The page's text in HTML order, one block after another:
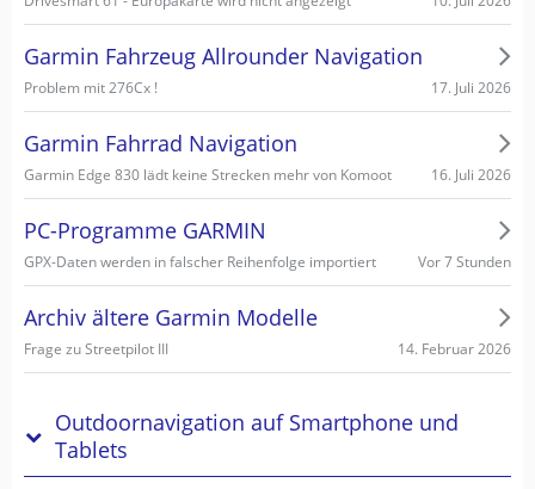
Garmin Fahrzeug Allrounder Navigation
Problem mit 276Cx ! 17. Juli 2026
Garmin Fahrrad Navigation
Garmin Edge 830 lädt keine Strecken mehr von Komoot 16. Juli 2026
PC-Programme GARMIN
GPX-Daten werden in falscher Reihenfolge importiert Vor 7 Stunden
Archiv ältere Garmin Modelle
Frage zu Streetpilot III 14. Februar 2026
Outdoornavigation auf Smartphone und
Tablets